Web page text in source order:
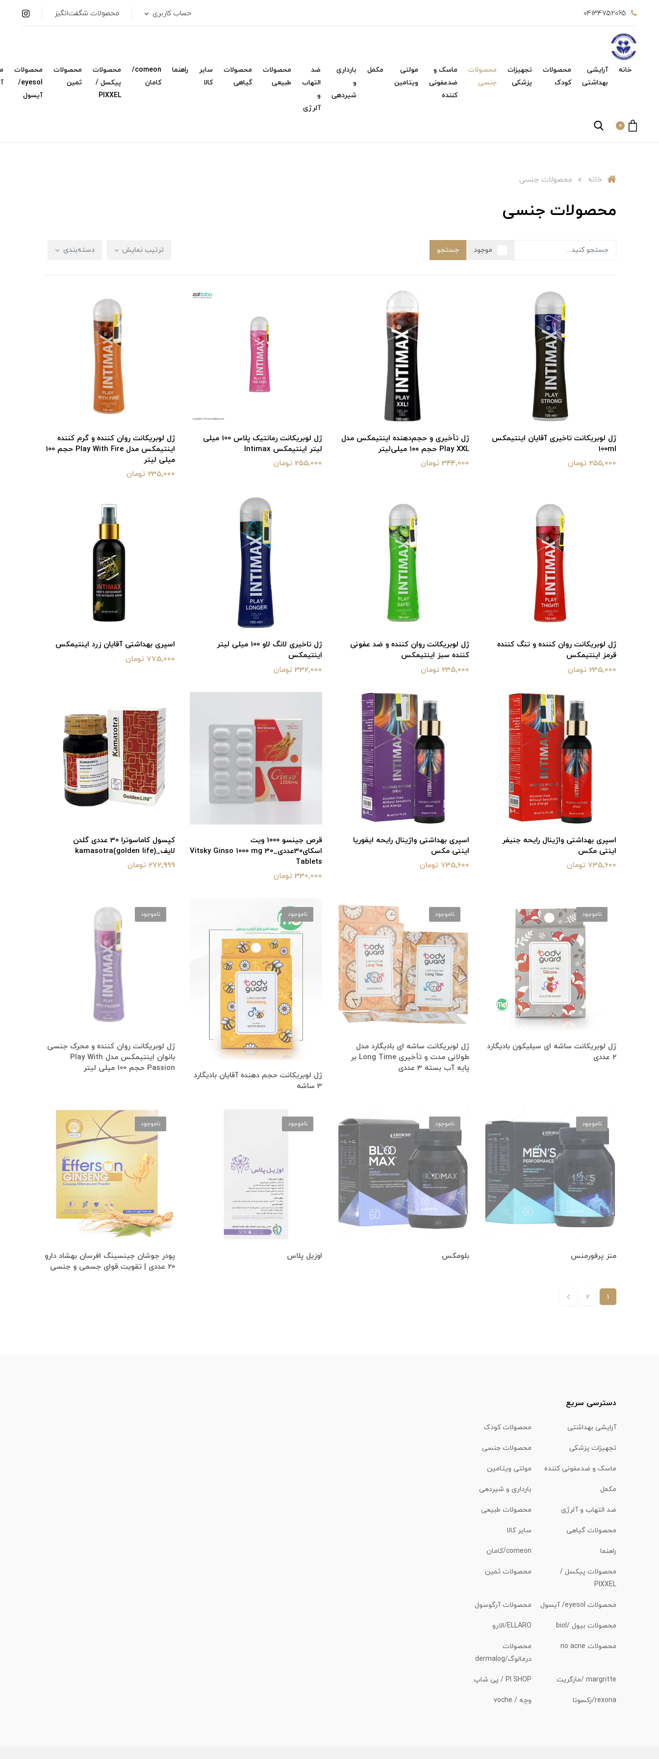
04134752065 حساب کاربری محصولات شگفت‌انگیز
خانه
آرایشی
بهداشتی
محصولات
کودک
تجهیزات
پزشکی
محصولات
جنسی
ماسک و
ضدعفونی
کننده
مولتی
ویتامین
مکمل
بارداری
و
شیردهی
ضد
التهاب
و
آلرژی
محصولات
طبیعی
محصولات
گیاهی
سایر
کالا
راهنما
comeon/
کامان
محصولات
پیکسل /
PIXXEL
محصولات
ثمین
محصولات
eyesol/
آیسول
0
خانه محصولات جنسی
محصولات جنسی
موجود جستجو ترتیب نمایش دسته‌بندی
ژل لوبریکانت تاخیری آقایان اینتیمکس
100ml
255,000 تومان
ژل تأخیری و حجم‌دهنده اینتیمکس مدل
Play XXL حجم ۱۰۰ میلی‌لیتر
344,000 تومان
ژل لوبریکانت رمانتیک پلاس 100 میلی
لیتر اینتیمکس Intimax
255,000 تومان
ژل لوبریکانت روان کننده و گرم کننده
اینتیمکس مدل Play With Fire حجم 100
میلی لیتر
235,000 تومان
ژل لوبریکانت روان کننده و تنگ کننده
قرمز اینتیمکس
235,000 تومان
ژل لوبریکانت روان کننده و ضد عفونی
کننده سبز اینتیمکس
235,000 تومان
ژل تاخیری لانگ لاو 100 میلی لیتر
اینتیمکس
332,000 تومان
اسپری بهداشتی آقایان زرد اینتیمکس
775,000 تومان
اسپری بهداشتی واژینال رایحه جنیفر
اینتی مکس
735,600 تومان
اسپری بهداشتی واژینال رایحه ایفوریا
اینتی مکس
735,600 تومان
قرص جینسو 1000 ویت
اسکای30عددی_Vitsky Ginso 1000 mg 30
Tablets
330,000 تومان
کپسول کاماسوترا 30 عددی گلدن
لایف_kamasotra(golden life)
272,999 تومان
ژل لوبریکانت ساشه ای سیلیکون بادیگارد
2 عددی
ناموجود
ژل لوبریکانت ساشه ای بادیگارد مدل
طولانی مدت و تأخیری Long Time بر
پایه آب بسته 3 عددی
ناموجود
ژل لوبریکانت حجم دهنده آقایان بادیگارد
3 ساشه
ناموجود
ژل لوبریکانت روان کننده و محرک جنسی
بانوان اینتیمکس مدل Play With
Passion حجم 100 میلی لیتر
ناموجود
منز پرفورمنس
ناموجود
بلومکس
ناموجود
اوزیل پلاس
ناموجود
پودر جوشان جینسینگ افرسان بهشاد دارو
20 عددی | تقویت قوای جسمی و جنسی
ناموجود
1
2
دسترسی سریع
آرایشی بهداشتی محصولات کودک
تجهیزات پزشکی محصولات جنسی
ماسک و ضدعفونی کننده مولتی ویتامین
مکمل بارداری و شیردهی
ضد التهاب و آلرژی محصولات طبیعی
محصولات گیاهی سایر کالا
راهنما comeon/کامان
محصولات پیکسل /
PIXXEL
محصولات ثمین
محصولات eyesol/ آیسول محصولات آرگوسول
محصولات بیول /biol ELLARO/الارو
محصولات no acne
محصولات
درمالوگ/dermalog
margritte /مارگریت PI SHOP / پی شاپ
rexona/رکسونا وچه / voche